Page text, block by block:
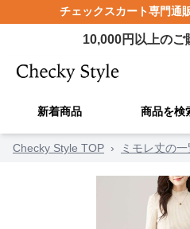
チェックスカート専門通
10,000円以上のご
新着商品 商品を検
Checky Style TOP › ミモレ丈の一